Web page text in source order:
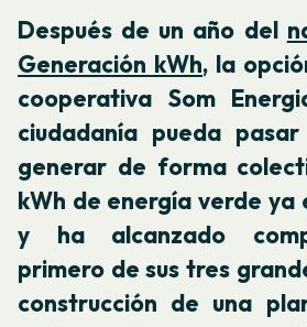
Después de un año del
Generación kWh, la
cooperativa Som
ciudadanía pueda
generar de forma
kWh de energía verde ya
y ha alcanzado
primero de sus tres
construcción de una